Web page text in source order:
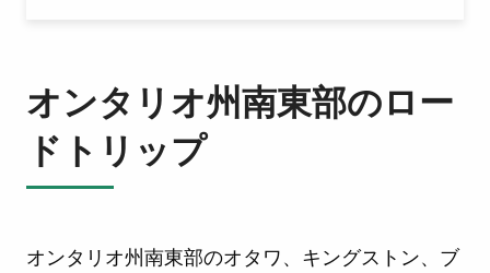
オンタリオ州南東部のロー
ドトリップ
オンタリオ州南東部のオタワ、キングストン、ブ